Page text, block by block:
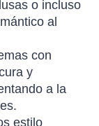
o incluso
al
con
y
a la
estilo